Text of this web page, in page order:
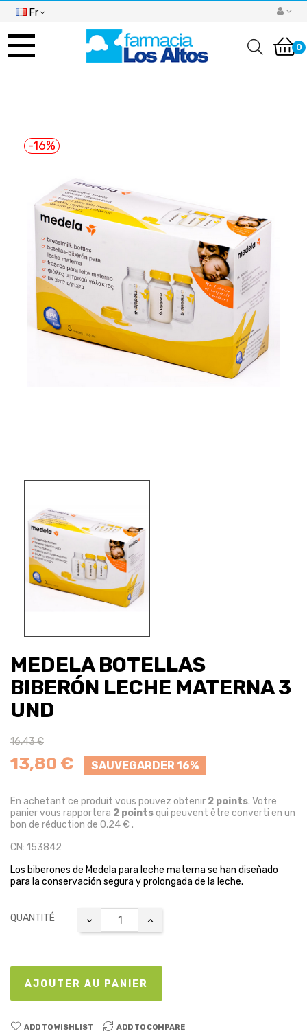
Fr
Basculer 0
-16%
MEDELA BOTELLAS
BIBERÓN LECHE MATERNA 3
UND
16,43 €
13,80 € SAUVEGARDER 16%
En achetant ce produit vous pouvez obtenir 2 points. Votre
panier vous rapportera 2 pointsqui peuvent être converti en un
bon de réduction de 0,24 €.
CN: 153842
Los biberones de Medela para leche materna se han diseñado
para la conservación segura y prolongada de la leche.
QUANTITÉ
AJOUTER AU PANIER
ADD TO WISHLIST ADD TO COMPARE